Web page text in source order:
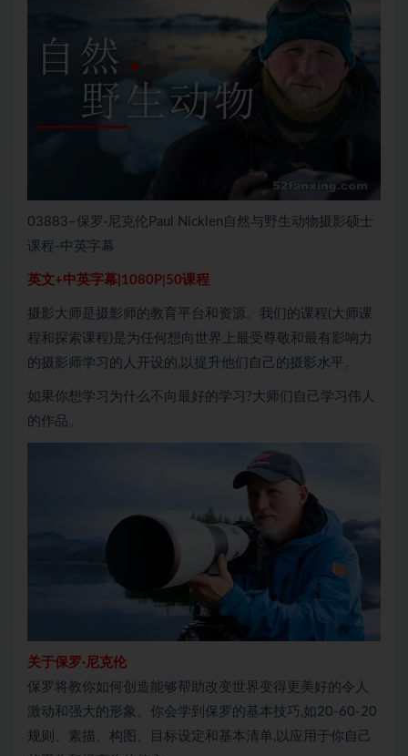
03883–保罗·尼克伦Paul Nicklen自然与野生动物摄影硕士
课程-中英字幕
英文+中英字幕|1080P|50课程
摄影大师是摄影师的教育平台和资源。我们的课程(大师课
程和探索课程)是为任何想向世界上最受尊敬和最有影响力
的摄影师学习的人开设的,以提升他们自己的摄影水平。
如果你想学习为什么不向最好的学习?大师们自己学习伟人
的作品。
关于保罗·尼克伦
保罗将教你如何创造能够帮助改变世界变得更美好的令人
激动和强大的形象。你会学到保罗的基本技巧,如20-60-20
规则、素描、构图、目标设定和基本清单,以应用于你自己